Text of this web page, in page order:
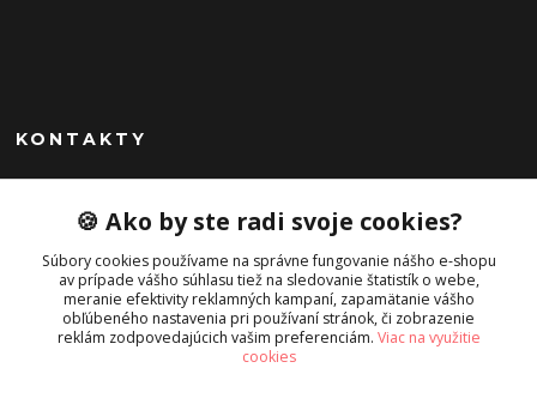
KONTAKTY
Peknekabelky.sk
+421 949747302
Po-Pia 10-16
info@peknekabelky.sk
🍪 Ako by ste radi svoje cookies?
Súbory cookies používame na správne fungovanie nášho e-shopu
av prípade vášho súhlasu tiež na sledovanie štatistík o webe,
meranie efektivity reklamných kampaní, zapamätanie vášho
obľúbeného nastavenia pri používaní stránok, či zobrazenie
reklám zodpovedajúcich vašim preferenciám. Viac na využitie
cookies